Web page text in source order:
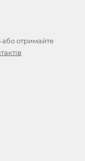
або отримайте